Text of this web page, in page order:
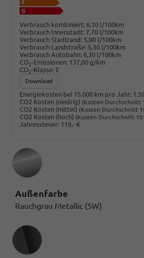
Verbrauch kombiniert: 6,10 l/100km
Verbrauch Innenstadt: 7,70 l/100km
Verbrauch Stadtrand: 5,90 l/100km
Verbrauch Landstraße: 5,30 l/100km
Verbrauch Autobahn: 6,30 l/100km
CO2-Emissionen: 137,00 g/km
CO2-Klasse: E
Download
Energiekosten bei 15.000 km pro Jahr:
CO2 Kosten (niedrig) (Kosten Durchschnitt
CO2 Kosten (mittel) (Kosten Durchschnitt
CO2 Kosten (hoch) (Kosten Durchschnitt 10
Jahressteuer: 119,- €
Außenfarbe
Rauchgrau Metallic (5W)
Innenausstattung